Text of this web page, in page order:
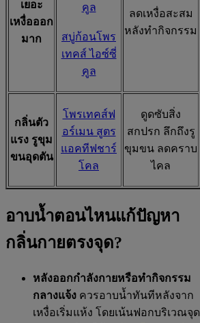
เยอะ
เหงื่อออก
มาก
คูล
สบู่ก้อนโพร
เทคส์ ไอซ์ซี่
คูล
ลดเหงื่อสะสม
หลังทำกิจกรรม
กลิ่นตัว
แรง รูขุม
ขนอุดตัน
โพรเทคส์ฟ
อร์เมน สูตร
แอคทีฟชาร์
โคล
ดูดซับสิ่ง
สกปรก ลึกถึงรู
ขุมขน ลดคราบ
ไคล
อาบน้ำตอนไหนแก้ปัญหา
กลิ่นกายตรงจุด?
หลังออกกำลังกายหรือทำกิจกรรม
กลางแจ้ง ควรอาบน้ำทันทีหลังจาก
เหงื่อเริ่มแห้ง โดยเน้นฟอกบริเวณจุด